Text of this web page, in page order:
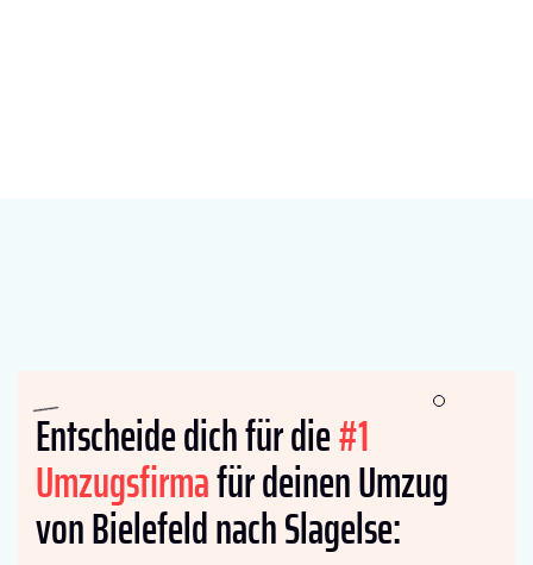
Entscheide dich für die#1
Umzugsfirmafür deinen Umzug
von Bielefeld nach Slagelse: